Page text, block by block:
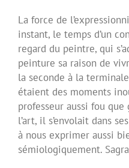
La force de
instant, le temps d’un
regard du peintre, qui
peinture sa raison de
la seconde à la
étaient des moments
professeur aussi fou
l’art, il s’envolait dans
à nous exprimer aussi
sémiologiquement.